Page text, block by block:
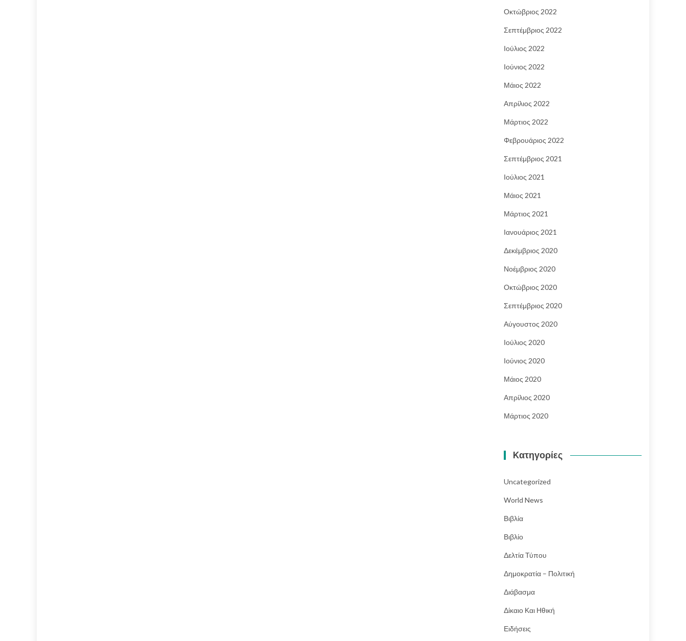
Οκτώβριος 2022
Σεπτέμβριος 2022
Ιούλιος 2022
Ιούνιος 2022
Μάιος 2022
Απρίλιος 2022
Μάρτιος 2022
Φεβρουάριος 2022
Σεπτέμβριος 2021
Ιούλιος 2021
Μάιος 2021
Μάρτιος 2021
Ιανουάριος 2021
Δεκέμβριος 2020
Νοέμβριος 2020
Οκτώβριος 2020
Σεπτέμβριος 2020
Αύγουστος 2020
Ιούλιος 2020
Ιούνιος 2020
Μάιος 2020
Απρίλιος 2020
Μάρτιος 2020
Kατηγορίες
Uncategorized
World News
Βιβλία
Βιβλίο
Δελτία Τύπου
Δημοκρατία – Πολιτική
Διάβασμα
Δίκαιο Και Ηθική
Ειδήσεις